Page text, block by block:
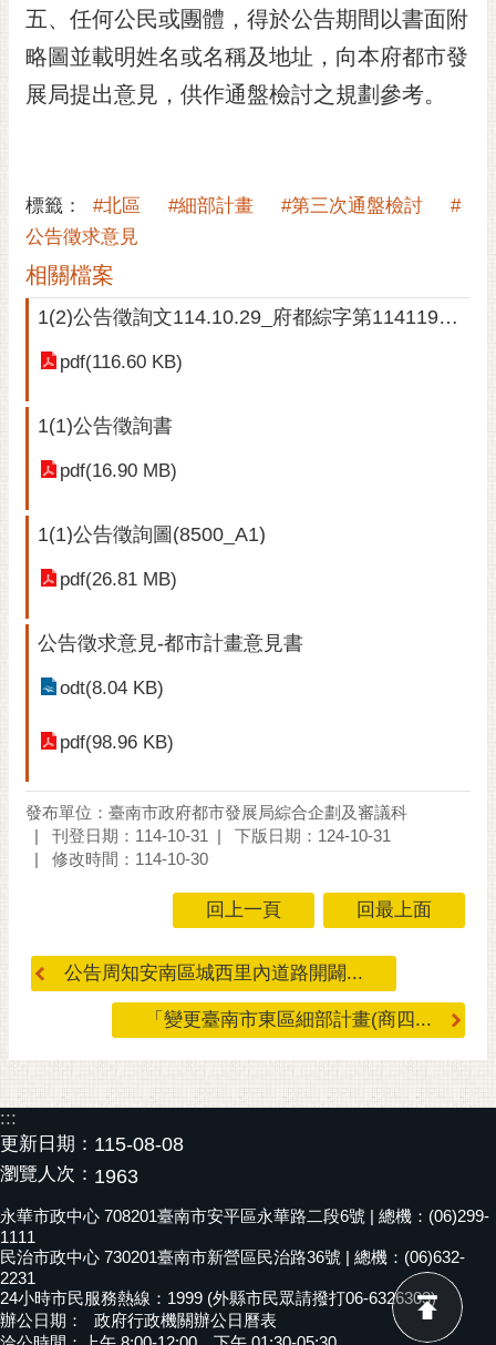
策
網
站
資
宣
告
市
府
置
五、任何公民或團體，得於公告期間以書面附
略圖並載明姓名或名稱及地址，向本府都市發
展局提出意見，供作通盤檢討之規劃參考。
標籤： #北區 #細部計畫 #第三次通盤檢討
#
公告徵求意見
相關檔案
1(2)公告徵詢文114.10.29_府都綜字第1141194939A號
pdf(116.60 KB)
1(1)公告徵詢書
pdf(16.90 MB)
1(1)公告徵詢圖(8500_A1)
pdf(26.81 MB)
公告徵求意見-都市計畫意見書
odt(8.04 KB)
pdf(98.96 KB)
發布單位：臺南市政府都市發展局綜合企劃及審議科
刊登日期：114-10-31
下版日期：124-10-31
修改時間：114-10-30
回上一頁 回最上面
公告周知安南區城西里內道路開闢...
「變更臺南市東區細部計畫(商四...
:::
更新日期： 115-08-08
瀏覽人次： 1963
永華市政中心 708201臺南市安平區永華路二段6號 | 總機：(06)299-
1111
民治市政中心 730201臺南市新營區民治路36號 | 總機：(06)632-
2231
24小時市民服務熱線：1999 (外縣市民眾請撥打06-6326303)
辦公日期：
政府行政機關辦公日曆表